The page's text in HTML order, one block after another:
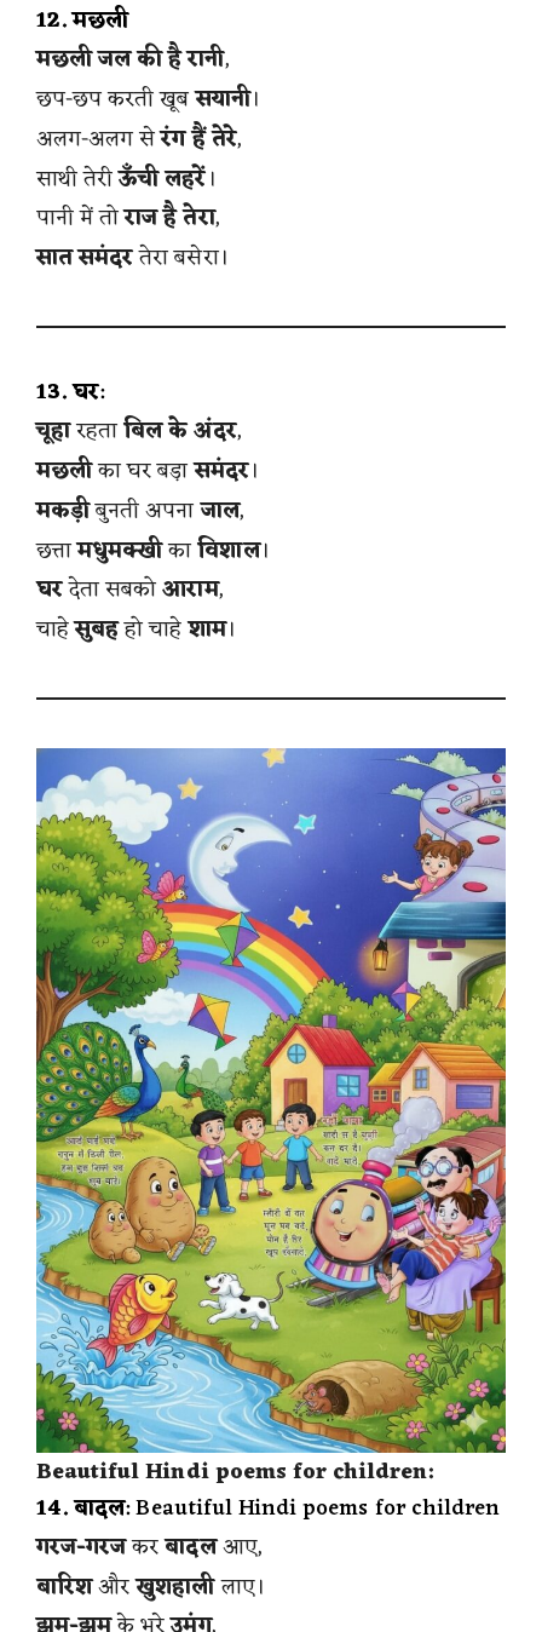
12. मछली
मछली जल की है रानी,
छप-छप करती खूबसयानी।
अलग-अलग सेरंग हैं तेरे,
साथी तेरीऊँची लहरें।
पानी में तोराज है तेरा,
सात समंदरतेरा बसेरा।
13. घर:
चूहारहताबिल के अंदर,
मछलीका घर बड़ासमंदर।
मकड़ीबुनती अपनाजाल,
छत्तामधुमक्खीकाविशाल।
घरदेता सबकोआराम,
चाहेसुबहहो चाहेशाम।
Beautiful Hindi poems for children:
14. बादल: Beautiful Hindi poems for children
गरज-गरजकरबादलआए,
बारिशऔरखुशहालीलाए।